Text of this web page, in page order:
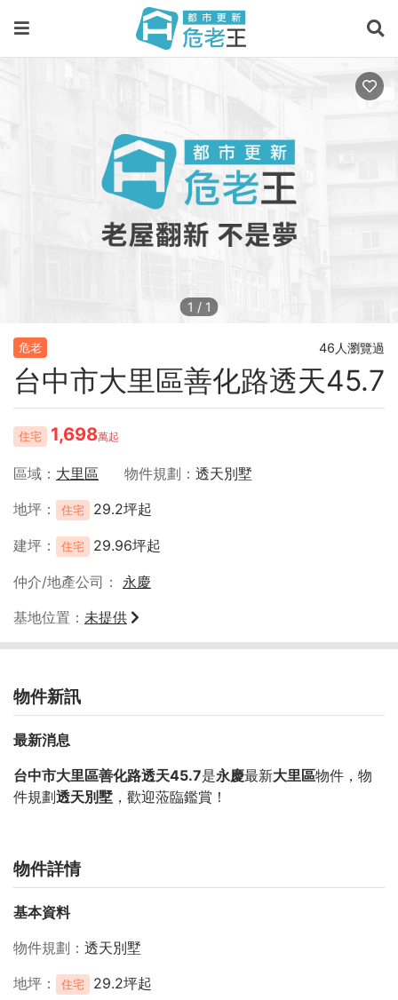
1 / 1
危老 46人瀏覽過
台中市大里區善化路透天45.7
住宅 1,698萬起
區域 大里區 物件規劃
透天別墅
地坪
住宅 29.2坪起
建坪 住宅 29.96坪起
仲介/地產公司
永慶
基地位置
未提供
物件新訊
最新消息
台中市大里區善化路透天45.7是永慶最新大里區物件，物
件規劃透天別墅 ，歡迎蒞臨鑑賞！
物件詳情
基本資料
物件規劃
透天別墅
地坪
住宅 29.2坪起